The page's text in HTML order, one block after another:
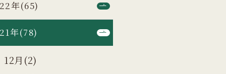
年(65)
年(78)
12月(2)